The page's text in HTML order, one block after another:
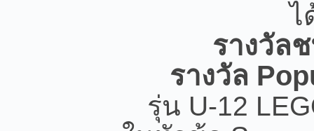
ไ
รางวัล
รางวัล
รุ่น U-12